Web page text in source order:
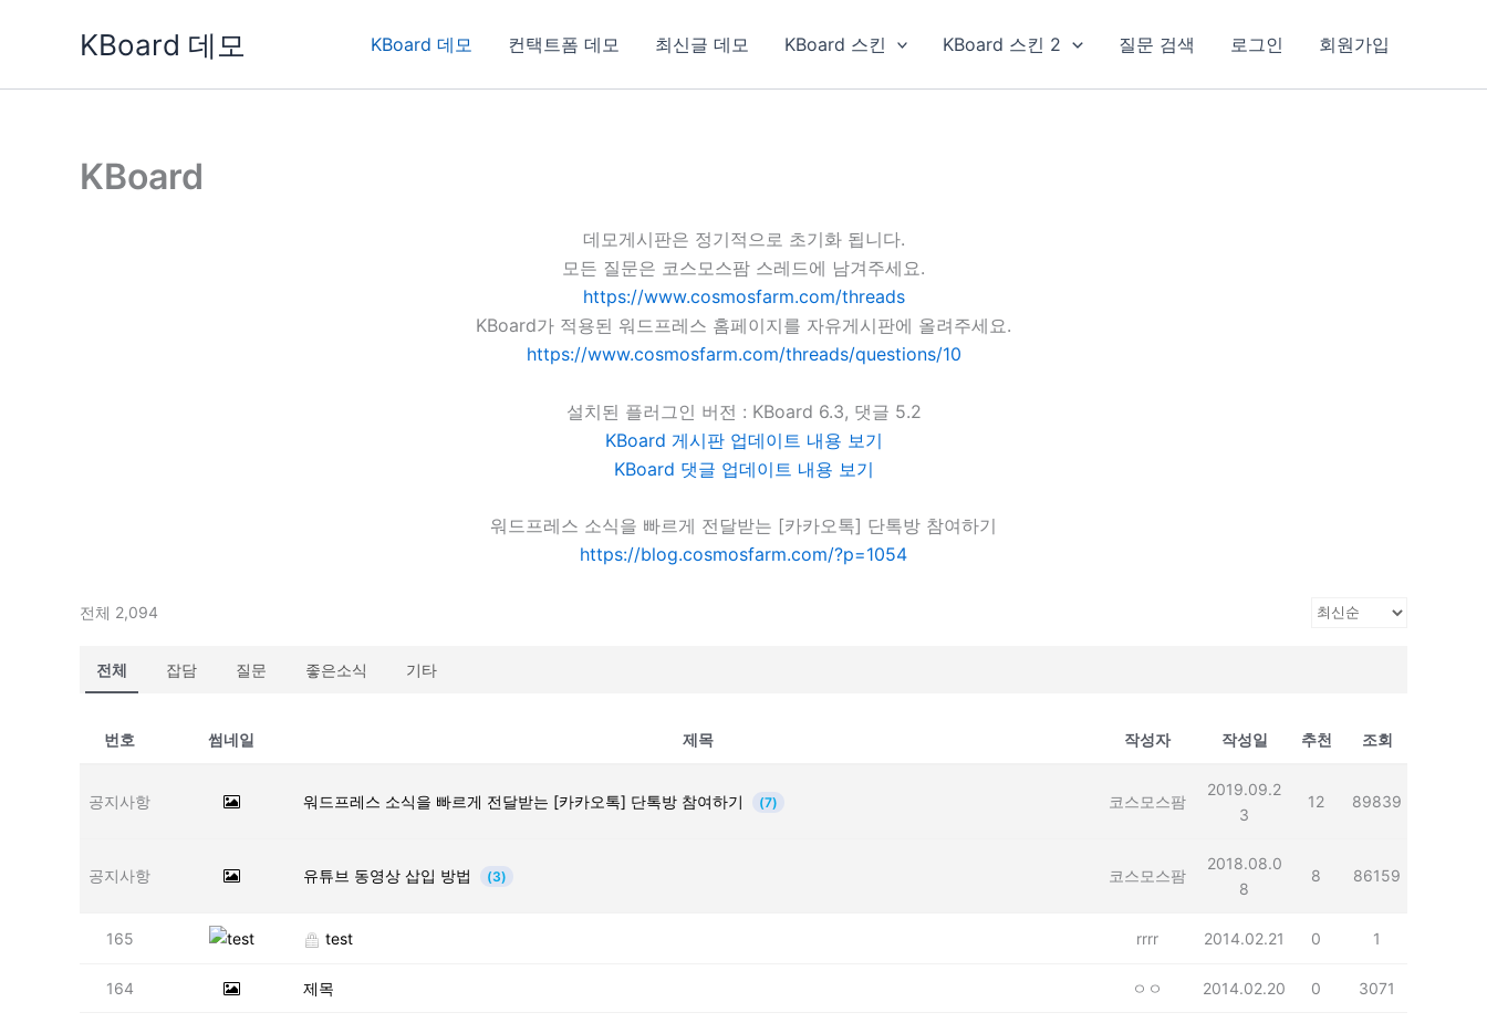
KBoard 데모 KBoard 데모 컨택트폼 데모 최신글 데모 KBoard 스킨 KBoard 스킨 2 질문 검색 로그인 회원가입
KBoard
데모게시판은 정기적으로 초기화 됩니다.
모든 질문은 코스모스팜 스레드에 남겨주세요.
https://www.cosmosfarm.com/threads
KBoard가 적용된 워드프레스 홈페이지를 자유게시판에 올려주세요.
https://www.cosmosfarm.com/threads/questions/10
설치된 플러그인 버전 : KBoard 6.3, 댓글 5.2
KBoard 게시판 업데이트 내용 보기
KBoard 댓글 업데이트 내용 보기
워드프레스 소식을 빠르게 전달받는 [카카오톡] 단톡방 참여하기
https://blog.cosmosfarm.com/?p=1054
전체 2,094
전체 잡담 질문 좋은소식 기타
번호 썸네일 제목 작성자 작성일 추천 조회
공지사항 워드프레스 소식을 빠르게 전달받는 [카카오톡] 단톡방 참여하기 (7) 코스모스팜
2019.09.2
3
12 89839
공지사항 유튜브 동영상 삽입 방법 (3) 코스모스팜
2018.08.0
8
8 86159
165 test rrrr 2014.02.21 0 1
164 제목 ㅇㅇ 2014.02.20 0 3071